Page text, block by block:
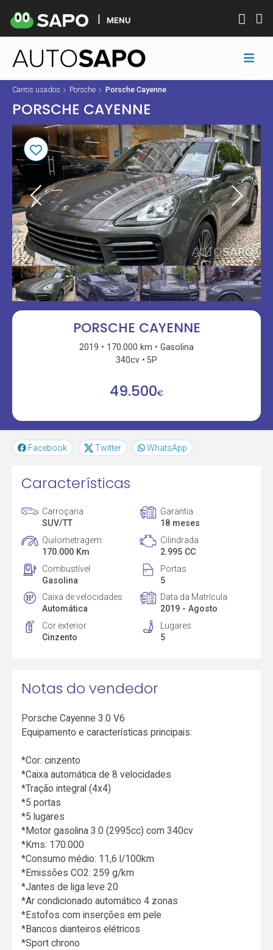
MENU
Carros usados Porsche Porsche Cayenne
PORSCHE CAYENNE
PORSCHE CAYENNE
2019 170.000 km
Gasolina
340cv
5P
49.500€
Facebook Twitter WhatsApp
Características
Carroçaria
SUV/TT
Garantia
18 meses
Quilometragem
170.000 Km
Cilindrada
2.995 CC
Combustível
Gasolina
Portas
5
Caixa de velocidades
Automática
Data da Matrícula
2019 - Agosto
Cor exterior
Cinzento
Lugares
5
Notas do vendedor
Porsche Cayenne 3.0 V6
Equipamento e características principais:
*Cor: cinzento
*Caixa automática de 8 velocidades
*Tração integral (4x4)
*5 portas
*5 lugares
*Motor gasolina 3.0 (2995cc) com 340cv
*Kms: 170.000
*Consumo médio: 11,6 l/100km
*Emissões CO2: 259 g/km
*Jantes de liga leve 20
*Ar condicionado automático 4 zonas
*Estofos com inserções em pele
*Bancos dianteiros elétricos
*Sport chrono